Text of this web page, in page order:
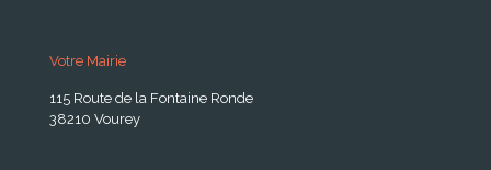
Votre Mairie
115 Route de la Fontaine Ronde
38210 Vourey